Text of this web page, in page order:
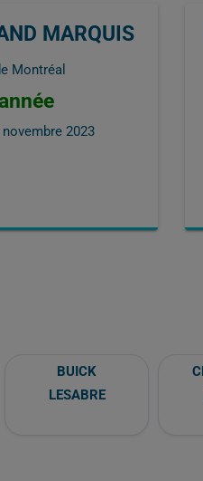
MARQUIS
Montréal
novembre 2023
BUICK
LESABRE